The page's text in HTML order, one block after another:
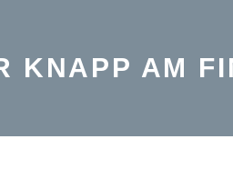
KNAPP AM